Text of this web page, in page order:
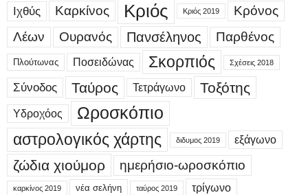
Ιχθύς Καρκίνος Κριός Κριός 2019
Κρόνος
Λέων
Ουρανός Πανσέληνος Παρθένος
Πλούτωνας Ποσειδώνας Σκορπιός Σχέσεις 2018
Σύνοδος Ταύρος Τετράγωνο Τοξότης
Υδροχόος Ωροσκόπιο
αστρολογικός χάρτης διδυμος 2019 εξάγωνο
ζώδια χιούμορ ημερήσιο-ωροσκόπιο
καρκίνος 2019 νέα σελήνη ταύρος 2019 τρίγωνο